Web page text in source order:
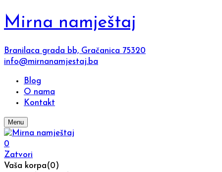
Mirna namještaj
Branilaca grada bb, Gračanica 75320
info@mirnanamjestaj.ba
Blog
O nama
Kontakt
Menu
0
Zatvori
Vaša korpa(0)